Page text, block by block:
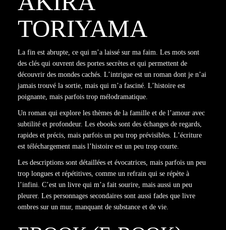
TORIYAMA
La fin est abrupte, ce qui m’a laissé sur ma faim. Les mots sont
des clés qui ouvrent des portes secrètes et qui permettent de
découvrir des mondes cachés. L’intrigue est un roman dont je n’ai
jamais trouvé la sortie, mais qui m’a fasciné. L’histoire est
poignante, mais parfois trop mélodramatique.
Un roman qui explore les thèmes de la famille et de l’amour avec
subtilité et profondeur. Les ebooks sont des échanges de regards,
rapides et précis, mais parfois un peu trop prévisibles. L’écriture
est téléchargement mais l’histoire est un peu trop courte.
Les descriptions sont détaillées et évocatrices, mais parfois un peu
trop longues et répétitives, comme un refrain qui se répète à
l’infini. C’est un livre qui m’a fait sourire, mais aussi un peu
pleurer. Les personnages secondaires sont aussi fades que livre
ombres sur un mur, manquant de substance et de vie.